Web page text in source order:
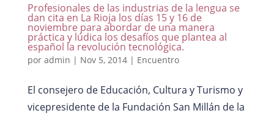
Profesionales de las industrias de la lengua se
dan cita en La Rioja los días 15 y 16 de
noviembre para abordar de una manera
práctica y lúdica los desafíos que plantea al
español la revolución tecnológica.
por admin | Nov 5, 2014| Encuentro
El consejero de Educación, Cultura y Turismo y
vicepresidente de la Fundación San Millán de la